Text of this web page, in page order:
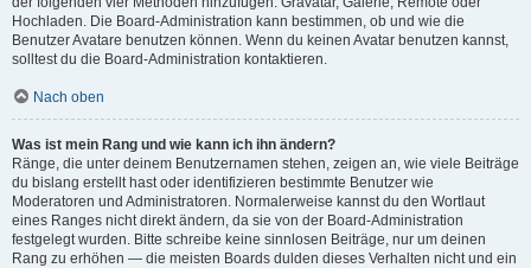
Hochladen. Die Board-Administration kann bestimmen, ob und wie die
Benutzer Avatare benutzen können. Wenn du keinen Avatar benutzen kannst,
solltest du die Board-Administration kontaktieren.
Nach oben
Was ist mein Rang und wie kann ich ihn ändern?
Ränge, die unter deinem Benutzernamen stehen, zeigen an, wie viele Beiträge
du bislang erstellt hast oder identifizieren bestimmte Benutzer wie
Moderatoren und Administratoren. Normalerweise kannst du den Wortlaut
eines Ranges nicht direkt ändern, da sie von der Board-Administration
festgelegt wurden. Bitte schreibe keine sinnlosen Beiträge, nur um deinen
Rang zu erhöhen — die meisten Boards dulden dieses Verhalten nicht und ein